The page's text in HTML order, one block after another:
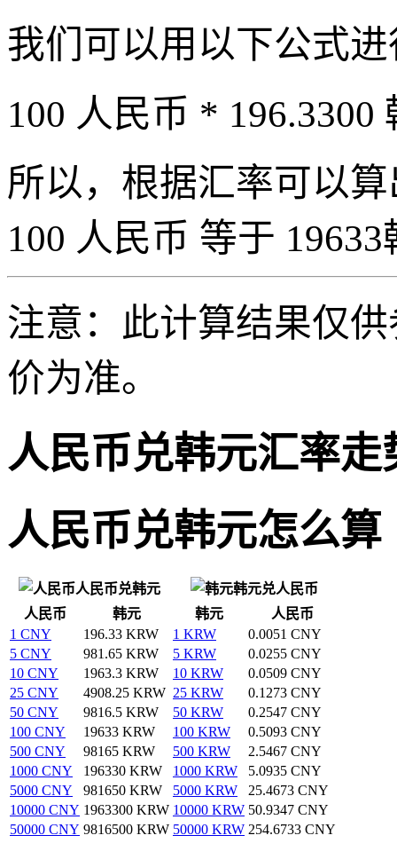
我们可以用以下公式
100 人民币 * 196.3300
所以，根据汇率可以
100 人民币 等于
注意：此计算结果仅
价为准。
人民币兑韩元汇率走
人民币兑韩元怎么算
人民币兑韩元
韩元兑人民币
人民币
韩元 韩元
人民币
1 CNY
196.33 KRW 1 KRW
0.0051 CNY
5 CNY
981.65 KRW 5 KRW
0.0255 CNY
10 CNY
1963.3 KRW 10 KRW
0.0509 CNY
25 CNY
4908.25 KRW 25 KRW
0.1273 CNY
50 CNY
9816.5 KRW 50 KRW
0.2547 CNY
100 CNY
19633 KRW 100 KRW
0.5093 CNY
500 CNY
98165 KRW 500 KRW
2.5467 CNY
1000 CNY
196330 KRW 1000 KRW
5.0935 CNY
5000 CNY
981650 KRW 5000 KRW
25.4673 CNY
10000 CNY 1963300 KRW 10000 KRW 50.9347 CNY
50000 CNY 9816500 KRW 50000 KRW 254.6733 CNY